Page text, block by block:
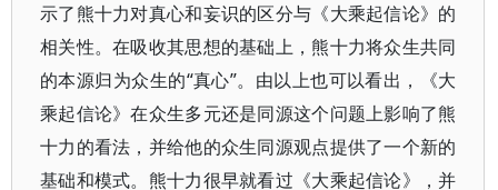
示了熊十力对真心和妄识的区分与《大乘起信论》的
相关性。在吸收其思想的基础上，熊十力将众生共同
的本源归为众生的“真心”。由以上也可以看出，《大
乘起信论》在众生多元还是同源这个问题上影响了熊
十力的看法，并给他的众生同源观点提供了一个新的
基础和模式。熊十力很早就看过《大乘起信论》，并